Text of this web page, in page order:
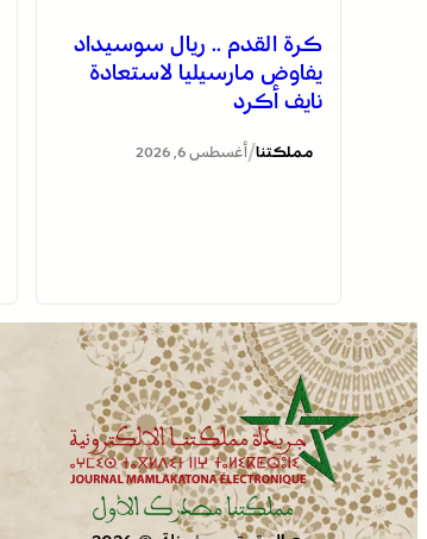
كرة القدم .. ريال سوسيداد
يفاوض مارسيليا لاستعادة
نايف أكرد
مملكتنا/أغسطس 6, 2026